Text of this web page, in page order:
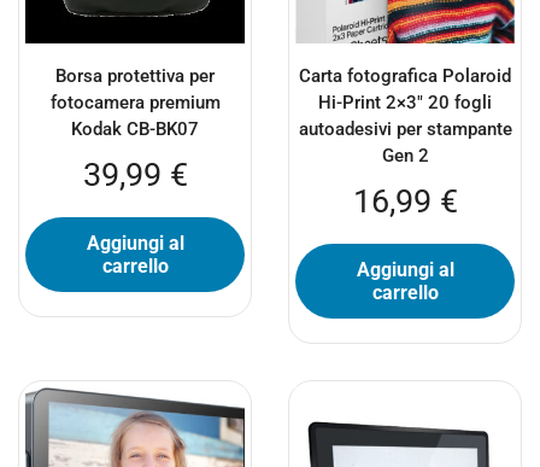
Borsa protettiva per
fotocamera premium
Kodak CB-BK07
39,99 €
Aggiungi al
carrello
Carta fotografica Polaroid
Hi-Print 2×3″ 20 fogli
autoadesivi per stampante
Gen 2
16,99 €
Aggiungi al
carrello